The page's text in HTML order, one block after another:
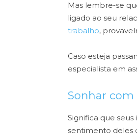
Mas lembre-se
ligado ao seu
trabalho,
Caso esteja
especialista em
Sonhar
Significa que
sentimento deles